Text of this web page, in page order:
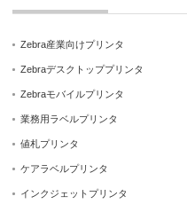
Zebra産業向けプリンタ
Zebraデスクトッププリンタ
Zebraモバイルプリンタ
業務用ラベルプリンタ
値札プリンタ
ケアラベルプリンタ
インクジェットプリンタ